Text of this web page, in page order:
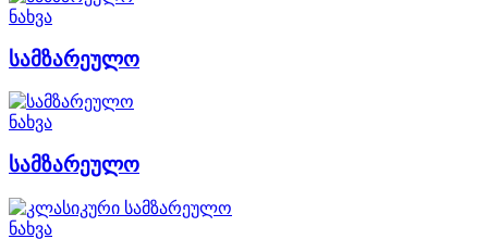
ნახვა
სამზარეულო
ნახვა
სამზარეულო
ნახვა